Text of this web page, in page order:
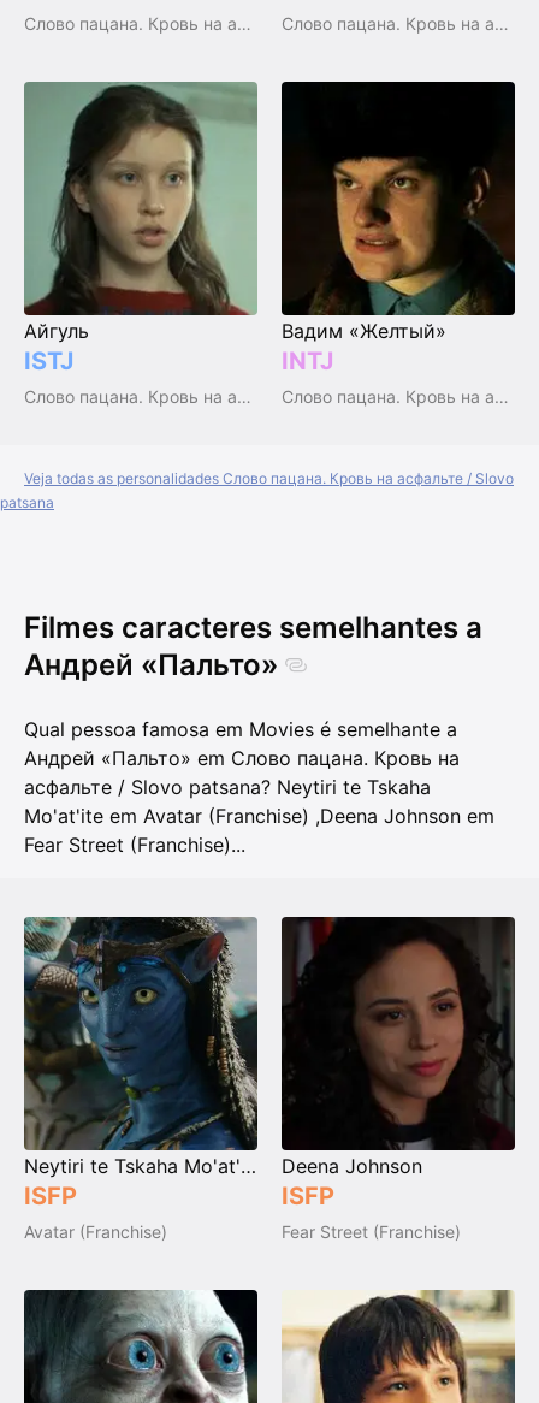
Слово пацана. Кровь на асфальте / Slovo patsana Слово пацана. Кровь на асфальте / Slovo patsana
Айгуль
ISTJ
Слово пацана. Кровь на асфальте / Slovo patsana
Вадим «Желтый»
INTJ
Слово пацана. Кровь на асфальте / Slovo patsana
Veja todas as personalidades Слово пацана. Кровь на асфальте / Slovo
patsana
Filmes caracteres semelhantes a
Андрей «Пальто»
Qual pessoa famosa em Movies é semelhante a
Андрей «Пальто» em Слово пацана. Кровь на
асфальте / Slovo patsana? Neytiri te Tskaha
Mo'at'ite em Avatar (Franchise) ,Deena Johnson em
Fear Street (Franchise)...
Neytiri te Tskaha Mo'at'ite
ISFP
Avatar (Franchise)
Deena Johnson
ISFP
Fear Street (Franchise)